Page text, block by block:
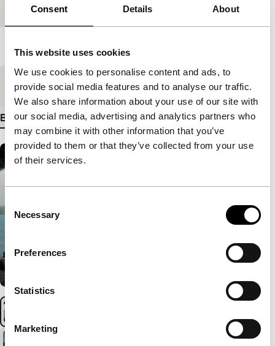
Consent Details About
This website uses cookies
We use cookies to personalise content and ads, to
provide social media features and to analyse our traffic.
We also share information about your use of our site with
our social media, advertising and analytics partners who
may combine it with other information that you’ve
provided to them or that they’ve collected from your use
of their services.
Selection
Necessary
Preferences
Statistics
Marketing
Festivaleditie IFFR 2010
Lengte
Medium/Formaat35mm
Bekijk meer details